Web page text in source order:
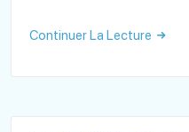
Continuer La Lecture